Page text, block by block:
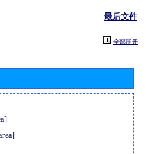
最后文件
全部展开